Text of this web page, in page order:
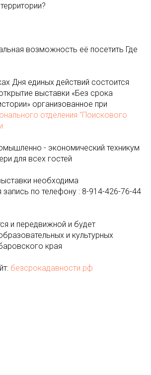
возможность её посетить Где
Дня единых действий состоится
выставки «Без срока
организованное при
отделения "Поискового
- экономический техникум
для всех гостей
необходима
запись по телефону : 8-914-426-76-44
и передвижной и будет
и культурных
края
безсрокадавности.рф